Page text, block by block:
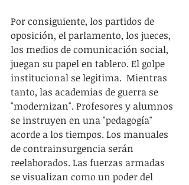
Por consiguiente, los partidos de
oposición, el parlamento, los jueces,
los medios de comunicación social,
juegan su papel en tablero. El golpe
institucional se legitima.  Mientras
tanto, las academias de guerra se
"modernizan". Profesores y alumnos
se instruyen en una "pedagogía"
acorde a los tiempos. Los manuales
de contrainsurgencia serán
reelaborados. Las fuerzas armadas
se visualizan como un poder del